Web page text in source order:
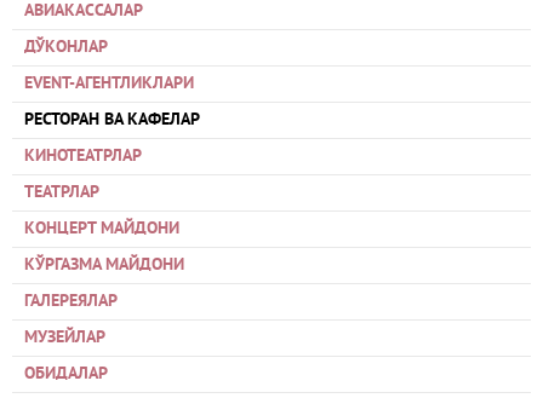
АВИАКАССАЛАР
ДЎКОНЛАР
EVENT-АГЕНТЛИКЛАРИ
РЕСТОРАН ВА КАФЕЛАР
КИНОТЕАТРЛАР
ТЕАТРЛАР
КОНЦЕРТ МАЙДОНИ
КЎРГАЗМА МАЙДОНИ
ГАЛЕРЕЯЛАР
МУЗЕЙЛАР
ОБИДАЛАР